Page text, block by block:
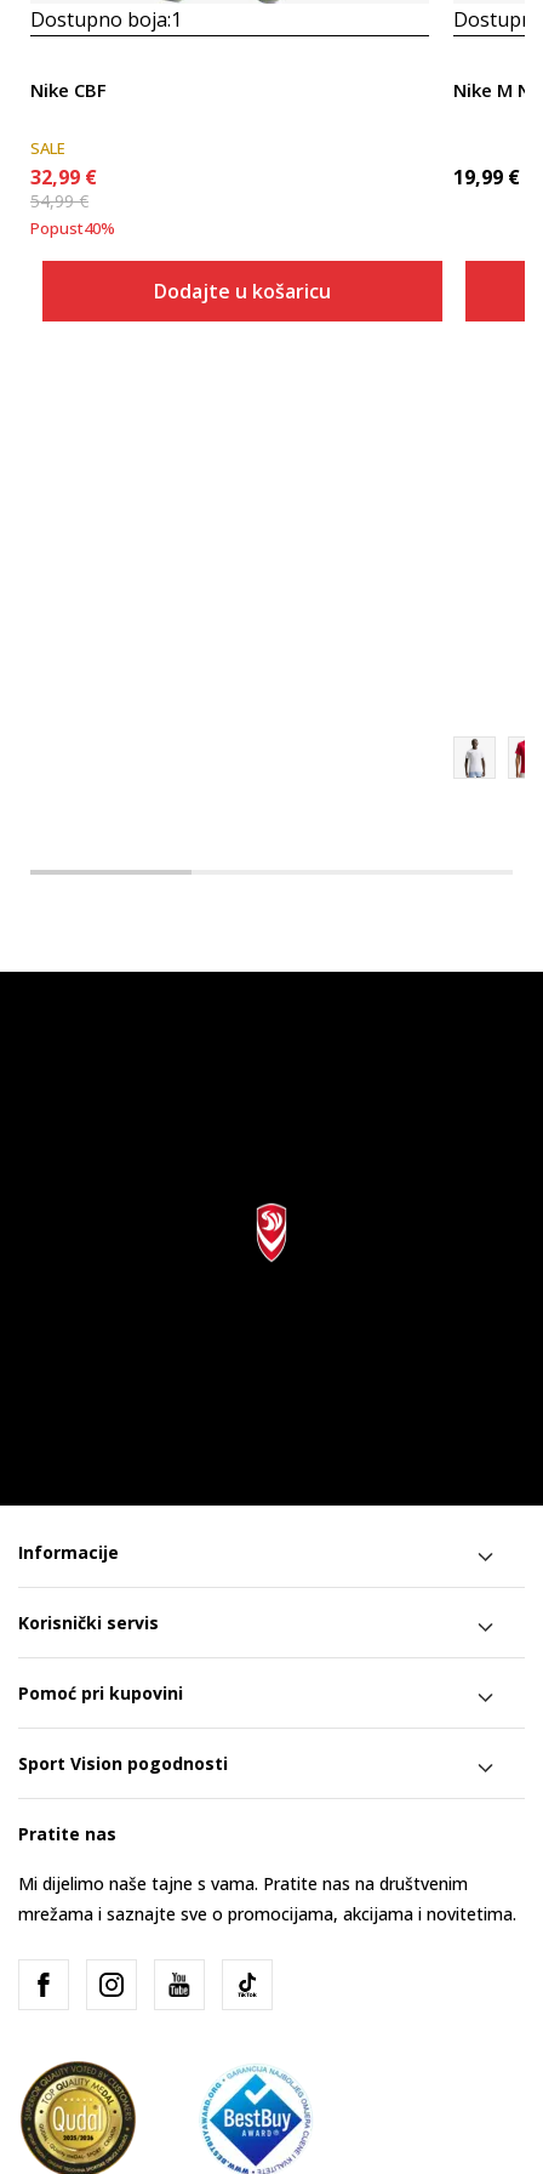
Dostupno boja:1
Nike CBF
SALE
32,99 €
54,99€
Popust40%
Dodajte u košaricu
Nike M NK
19,99 €
Informacije
Korisnički servis
Pomoć pri kupovini
Sport Vision pogodnosti
Pratite nas
Mi dijelimo naše tajne s vama. Pratite nas na društvenim
mrežama i saznajte sve o promocijama, akcijama i novitetima.